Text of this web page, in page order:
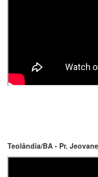
Teolândia/BA - Pr.